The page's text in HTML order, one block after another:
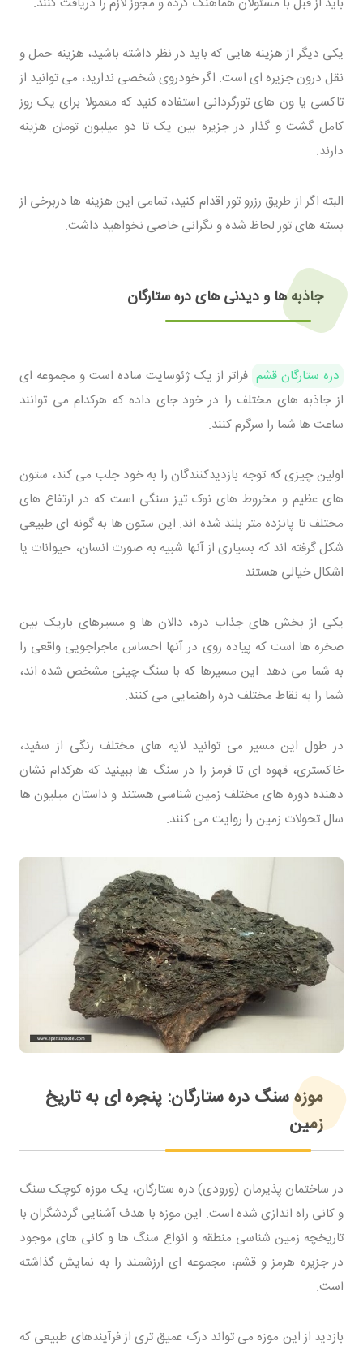
یکی دیگر از هزینه هایی که باید در نظر داشته باشید، هزینه حمل و
نقل درون جزیره ای است. اگر خودروی شخصی ندارید، می توانید از
تاکسی یا ون های تورگردانی استفاده کنید که معمولا برای یک روز
کامل گشت و گذار در جزیره بین یک تا دو میلیون تومان هزینه
دارند.
البته اگر از طریق رزرو تور اقدام کنید، تمامی این هزینه ها دربرخی از
بسته های تور لحاظ شده و نگرانی خاصی نخواهید داشت.
جاذبه ها و دیدنی های دره ستارگان
دره ستارگان قشم فراتر از یک ژئوسایت ساده است و مجموعه ای
از جاذبه های مختلف را در خود جای داده که هرکدام می توانند
ساعت ها شما را سرگرم کنند.
اولین چیزی که توجه بازدیدکنندگان را به خود جلب می کند، ستون
های عظیم و مخروط های نوک تیز سنگی است که در ارتفاع های
مختلف تا پانزده متر بلند شده اند. این ستون ها به گونه ای طبیعی
شکل گرفته اند که بسیاری از آنها شبیه به صورت انسان، حیوانات یا
اشکال خیالی هستند.
یکی از بخش های جذاب دره، دالان ها و مسیرهای باریک بین
صخره ها است که پیاده روی در آنها احساس ماجراجویی واقعی را
به شما می دهد. این مسیرها که با سنگ چینی مشخص شده اند،
شما را به نقاط مختلف دره راهنمایی می کنند.
در طول این مسیر می توانید لایه های مختلف رنگی از سفید،
خاکستری، قهوه ای تا قرمز را در سنگ ها ببینید که هرکدام نشان
دهنده دوره های مختلف زمین شناسی هستند و داستان میلیون ها
سال تحولات زمین را روایت می کنند.
موزه سنگ دره ستارگان: پنجره ای به تاریخ
زمین
در ساختمان پذیرمان (ورودی) دره ستارگان، یک موزه کوچک سنگ
و کانی راه اندازی شده است. این موزه با هدف آشنایی گردشگران با
تاریخچه زمین شناسی منطقه و انواع سنگ ها و کانی های موجود
در جزیره هرمز و قشم، مجموعه ای ارزشمند را به نمایش گذاشته
است.
بازدید از این موزه می تواند درک عمیق تری از فرآیندهای طبیعی که